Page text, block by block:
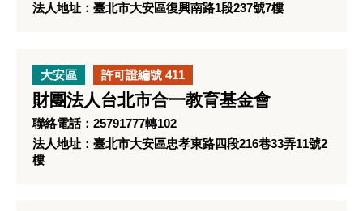
法人地址：臺北市大安區復興南路1段237號7樓
大安區 許可證編號 411
財團法人台北市合一教育基金會
聯絡電話：25791777轉102
法人地址：臺北市大安區忠孝東路四段216巷33弄11號2
樓